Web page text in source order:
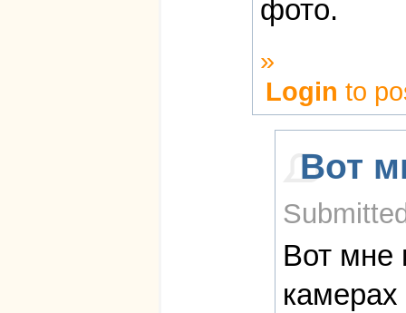
фото.
»
Login to
Вот
Вот мне
камерах